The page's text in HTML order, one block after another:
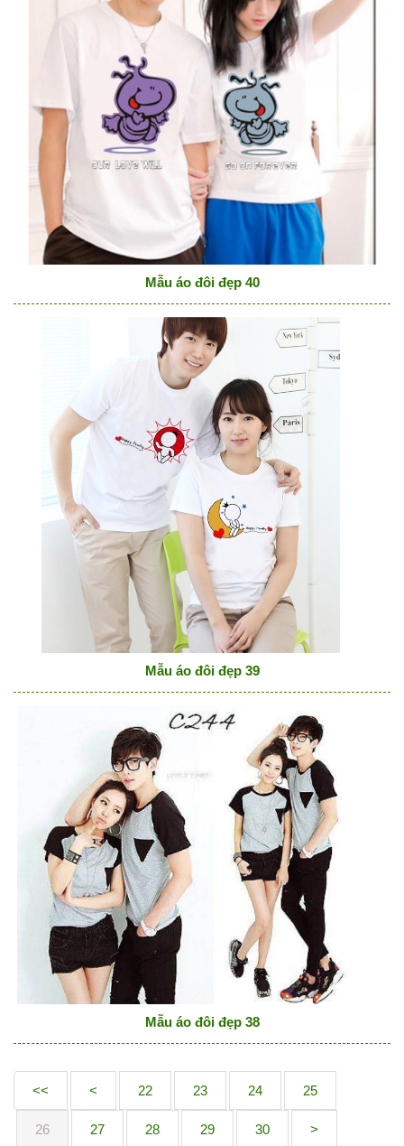
Mẫu áo đôi đẹp 40
Mẫu áo đôi đẹp 39
Mẫu áo đôi đẹp 38
<< < 22 23 24 25
26 27 28 29 30 >